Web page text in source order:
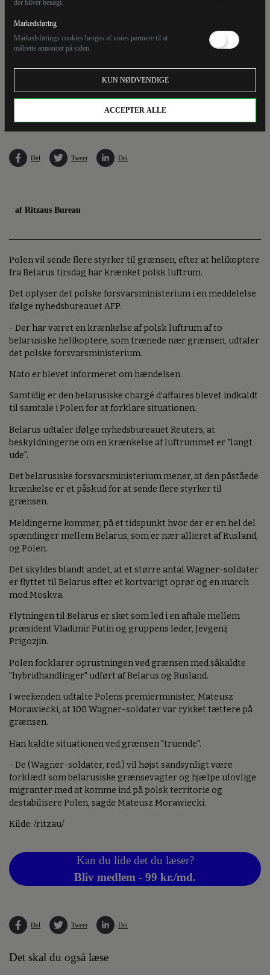
der bliver besøgt.
Markedsføring
Markedsførings cookies bruges af vores partnere til at
målrette annoncer på siden.
KUN NØDVENDIGE
ACCEPTER ALLE
Polen forklarer oprustningen ved grænsen med truslen om såkaldte "hybridangreb" fra
Del Tweet Del
af Ritzaus Bureau
Polen vil sende flere styrker til grænsen, efter at helikoptere
fra Belarus tirsdag har krænket polsk luftrum.
Det oplyser det polske forsvarsministerium i en meddelelse
ifølge nyhedsbureauet AFP.
- Der har været en krænkelse af polsk luftrum af to
belarusiske helikoptere, som trænede nær grænsen, udtaler
det polske forsvarsministerium.
Nato er blevet informeret om hændelsen.
Samtidig er den belarusiske chargé d’affaires blevet indkaldt
til samtale i Polen for at forklare situationen.
Belarus udtaler ifølge nyhedsbureauet Reuters, at
beskyldningerne om en krænkelse af luftrummet er "langt
ude".
Det belarusiske forsvarsministerium mener, at den påståede
krænkelse er et påskud for at sende flere styrker til
grænsen.
Meldingerne kommer, på et tidspunkt hvor der er en hel del
spændinger mellem Belarus, som er nær allieret af Rusland,
og Polen.
Det skyldes blandt andet, at et større antal Wagner-soldater
er flyttet til Belarus efter et kortvarigt oprør og en march
mod Moskva.
Flytningen til Belarus er sket som led i en aftale mellem
præsident Vladimir Putin og gruppens leder, Jevgenij
Prigozjin.
Polen forklarer oprustningen ved grænsen med såkaldte
"hybridhandlinger" udført af Belarus og Rusland.
I weekenden udtalte Polens premierminister, Mateusz
Morawiecki, at 100 Wagner-soldater var rykket tættere på
grænsen.
Han kaldte situationen ved grænsen "truende".
- De (Wagner-soldater, red.) vil højst sandsynligt være
forklædt som belarusiske grænsevagter og hjælpe ulovlige
migranter med at komme ind på polsk territorie og
destabilisere Polen, sagde Mateusz Morawiecki.
Kilde: /ritzau/
Kan du lide det du læser?
Bliv medlem - 99 kr./md.
Del Tweet Del
Det skal du også læse